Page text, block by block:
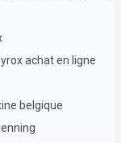
achat en ligne
belgique